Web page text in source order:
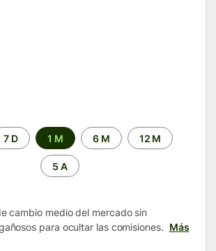
7 D 1 M 6 M 12 M
5 A
cambio medio del mercado sin
para ocultar las comisiones. Más